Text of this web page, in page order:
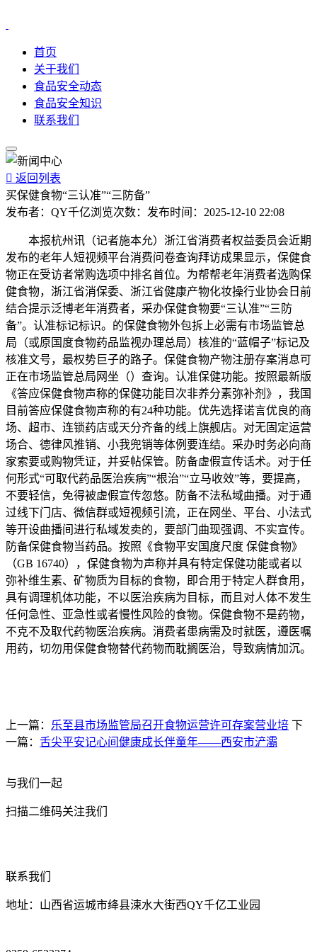
首页
关于我们
食品安全动态
食品安全知识
联系我们
 返回列表
买保健食物“三认准”“三防备”
发布者： QY千亿浏览次数： 发布时间： 2025-12-10 22:08
本报杭州讯（记者施本允）浙江省消费者权益委员会近期
发布的老年人短视频平台消费问卷查询拜访成果显示，保健食
物正在受访者常购选项中排名首位。为帮帮老年消费者选购保
健食物，浙江省消保委、浙江省健康产物化妆操行业协会日前
结合提示泛博老年消费者，采办保健食物要“三认准”“三防
备”。认准标记标识。的保健食物外包拆上必需有市场监管总
局（或原国度食物药品监视办理总局）核准的“蓝帽子”标记及
核准文号，最权势巨子的路子。保健食物产物注册存案消息可
正在市场监管总局网坐（）查询。认准保健功能。按照最新版
《答应保健食物声称的保健功能目次非养分素弥补剂》，我国
目前答应保健食物声称的有24种功能。优先选择诺言优良的商
场、超市、连锁药店或天分齐备的线上旗舰店。对无固定运营
场合、德律风推销、小我兜销等体例要连结。采办时务必向商
家索要或购物凭证，并妥帖保管。防备虚假宣传话术。对于任
何形式“可取代药品医治疾病”“根治”“立马收效”等，要提高，
不要轻信，免得被虚假宣传忽悠。防备不法私域曲播。对于通
过线下门店、微信群或短视频引流，正在网坐、平台、小法式
等开设曲播间进行私域发卖的，要部门曲现强调、不实宣传。
防备保健食物当药品。按照《食物平安国度尺度 保健食物》
（GB 16740），保健食物为声称并具有特定保健功能或者以
弥补维生素、矿物质为目标的食物，即合用于特定人群食用，
具有调理机体功能，不以医治疾病为目标，而且对人体不发生
任何急性、亚急性或者慢性风险的食物。保健食物不是药物，
不克不及取代药物医治疾病。消费者患病需及时就医，遵医嘱
用药，切勿用保健食物替代药物而耽搁医治，导致病情加沉。
上一篇： 乐至县市场监管局召开食物运营许可存案营业培 下
一篇： 舌尖平安记心间健康成长伴童年——西安市浐灞
与我们一起
扫描二维码关注我们
联系我们
地址：山西省运城市绛县涑水大街西QY千亿工业园